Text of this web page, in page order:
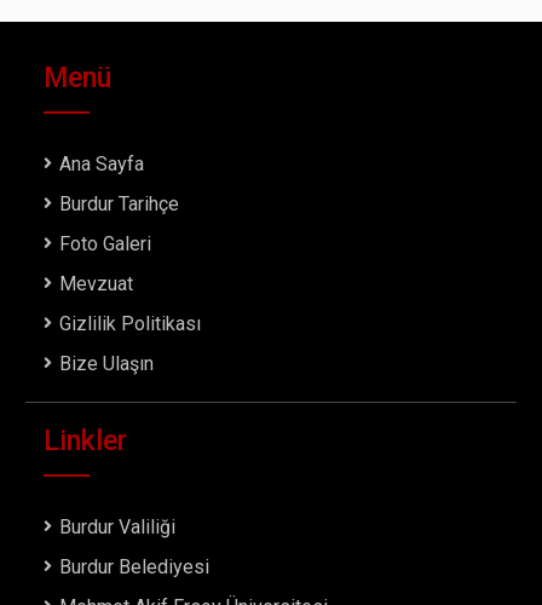
Menü
Ana Sayfa
Burdur Tarihçe
Foto Galeri
Mevzuat
Gizlilik Politikası
Bize Ulaşın
Linkler
Burdur Valiliği
Burdur Belediyesi